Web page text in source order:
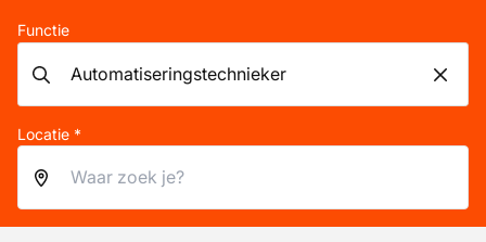
Functie
Locatie *